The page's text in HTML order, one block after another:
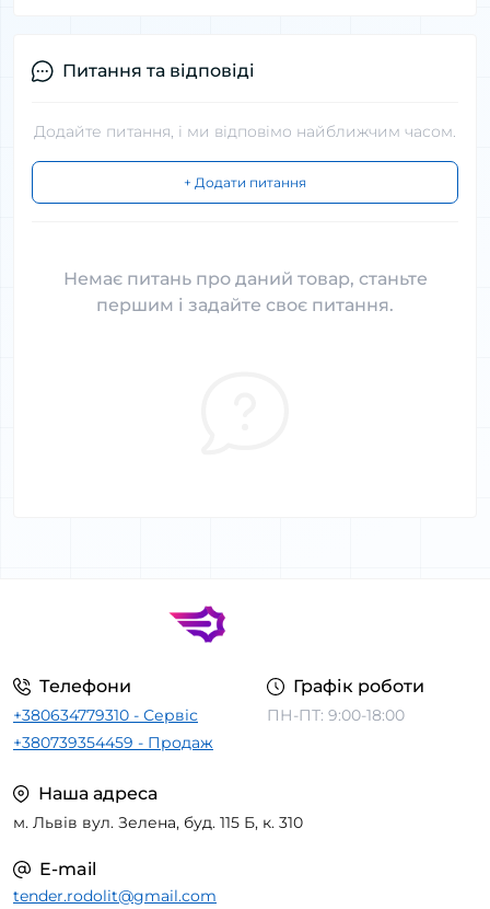
Питання та відповіді
Додайте питання, і ми відповімо найближчим часом.
+ Додати питання
Немає питань про даний товар, станьте
першим і задайте своє питання.
Телефони
+380634779310 - Сервіс
+380739354459 - Продаж
Графік роботи
ПН-ПТ: 9:00-18:00
Наша адреса
м. Львів вул. Зелена, буд. 115 Б, к. 310
E-mail
tender.rodolit@gmail.com